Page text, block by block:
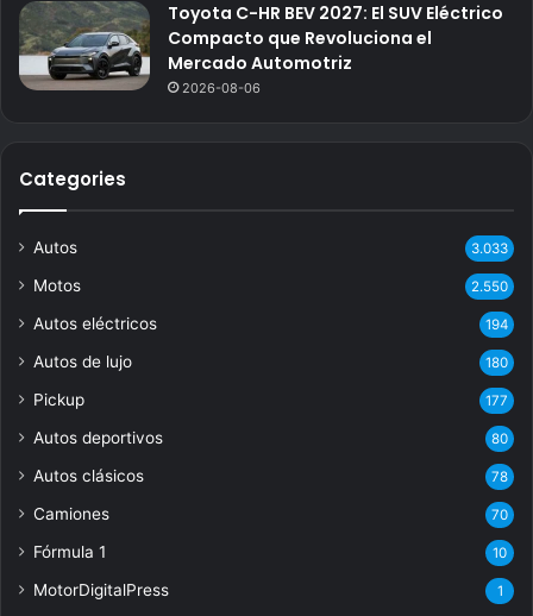
Toyota C-HR BEV 2027: El SUV Eléctrico
Compacto que Revoluciona el
Mercado Automotriz
2026-08-06
Categories
Autos 3.033
Motos 2.550
Autos eléctricos 194
Autos de lujo 180
Pickup 177
Autos deportivos 80
Autos clásicos 78
Camiones 70
Fórmula 1 10
MotorDigitalPress 1